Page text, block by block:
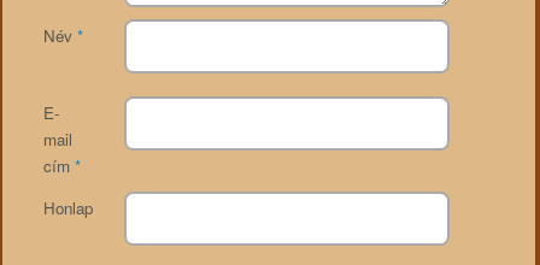
Név *
E-
mail
cím *
Honlap